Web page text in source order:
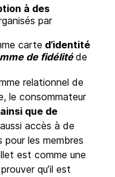
à des
par
carte d’identité
de fidélitéde
relationnel de
le consommateur
que de
accès à de
les membres
est comme une
qu’il est